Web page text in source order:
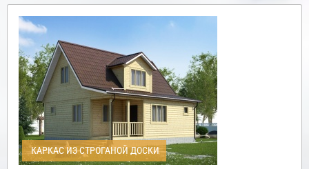
КАРКАС ИЗ СТРОГАНОЙ ДОСКИ